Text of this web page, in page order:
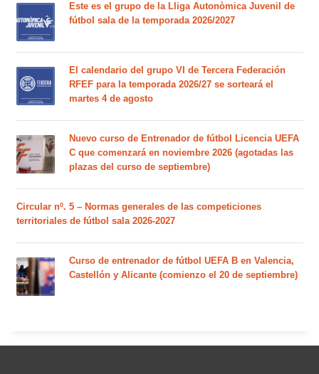
Este es el grupo de la Lliga Autonòmica Juvenil de
fútbol sala de la temporada 2026/2027
El calendario del grupo VI de Tercera Federación
RFEF para la temporada 2026/27 se sorteará el
martes 4 de agosto
Nuevo curso de Entrenador de fútbol Licencia UEFA
C que comenzará en noviembre 2026 (agotadas las
plazas del curso de septiembre)
Circular nº. 5 – Normas generales de las competiciones
territoriales de fútbol sala 2026-2027
Curso de entrenador de fútbol UEFA B en Valencia,
Castellón y Alicante (comienzo el 20 de septiembre)